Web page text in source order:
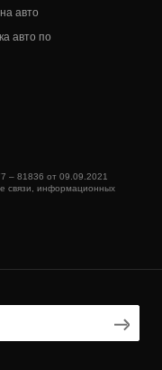
авто
авто по
– 81836 от 09.09.2021
связи, информационных